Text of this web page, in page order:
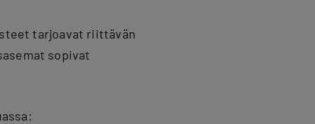
tarjoavat riittävän
sopivat